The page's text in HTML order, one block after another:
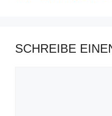
SCHREIBE